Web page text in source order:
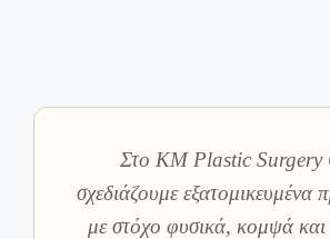
Στο KM Plastic Surgery
σχεδιάζουμε εξατομικευμένα
με στόχο φυσικά, κομψά